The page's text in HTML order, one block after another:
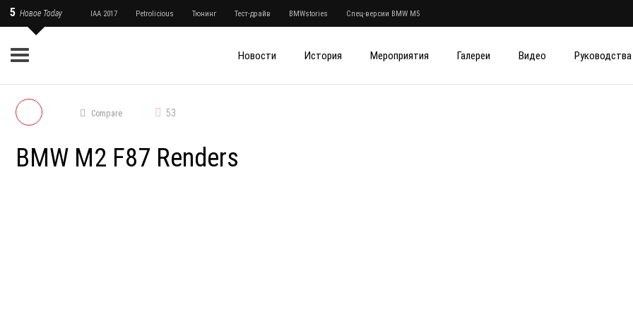
5 Новое Today IAA 2017 Petrolicious Тюнинг Тест-драйв BMWstories Спец-версии BMW M5
Новости История Мероприятия Галереи Видео Руководства
Compare 53
BMW M2 F87 Renders